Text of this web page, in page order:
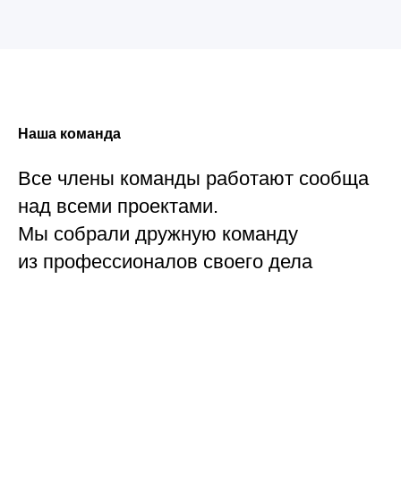
Наша команда
Все члены команды работают сообща
над всеми проектами.
Мы собрали дружную команду
из профессионалов своего дела